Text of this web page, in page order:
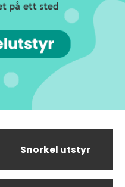
Snorkel utstyr